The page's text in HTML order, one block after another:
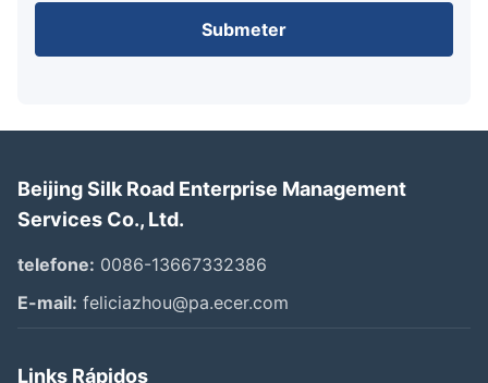
Submeter
Beijing Silk Road Enterprise Management
Services Co., Ltd.
telefone: 0086-13667332386
E-mail: feliciazhou@pa.ecer.com
Links Rápidos